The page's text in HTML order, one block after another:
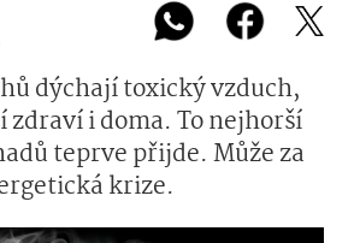
dýchají toxický vzduch,
i doma. To nejhorší
teprve přijde. Může za
krize.